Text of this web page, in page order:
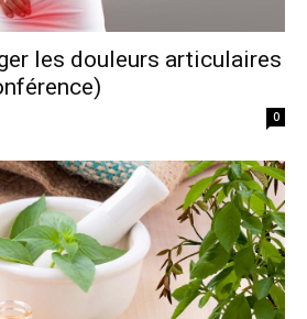
les douleurs articulaires
0